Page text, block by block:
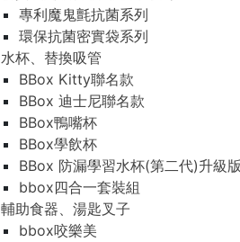
專利魔鬼氈抗菌系列
環保抗菌密實袋系列
水杯、替換吸管
BBox Kitty聯名款
BBox 迪士尼聯名款
BBox鴨嘴杯
BBox學飲杯
BBox 防漏學習水杯(第二代)升級版
bbox四合一套裝組
輔助食器、湯匙叉子
bbox咬樂美